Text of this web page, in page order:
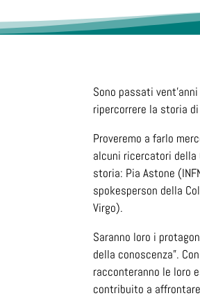
Sono passati
ripercorrere la storia
Proveremo a farlo
alcuni ricercatori della
storia: Pia Astone
spokesperson della
Virgo).
Saranno loro i
della conoscenza”.
racconteranno le loro
contribuito a